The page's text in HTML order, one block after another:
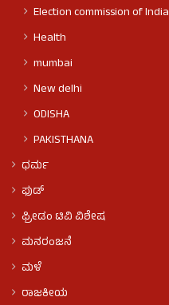
Election commission of India
Health
mumbai
New delhi
ODISHA
PAKISTHANA
ಧರ್ಮ
ಫುಡ್​​
ಫ್ರೀಡಂ ಟಿವಿ ವಿಶೇಷ
ಮನರಂಜನೆ
ಮಳೆ
ರಾಜಕೀಯ